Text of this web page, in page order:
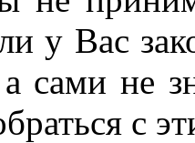
у Вас
сами не
с